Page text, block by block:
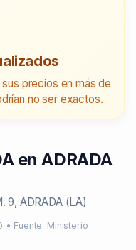
precios en más de
no ser exactos.
en ADRADA
9, ADRADA (LA)
Fuente: Ministerio